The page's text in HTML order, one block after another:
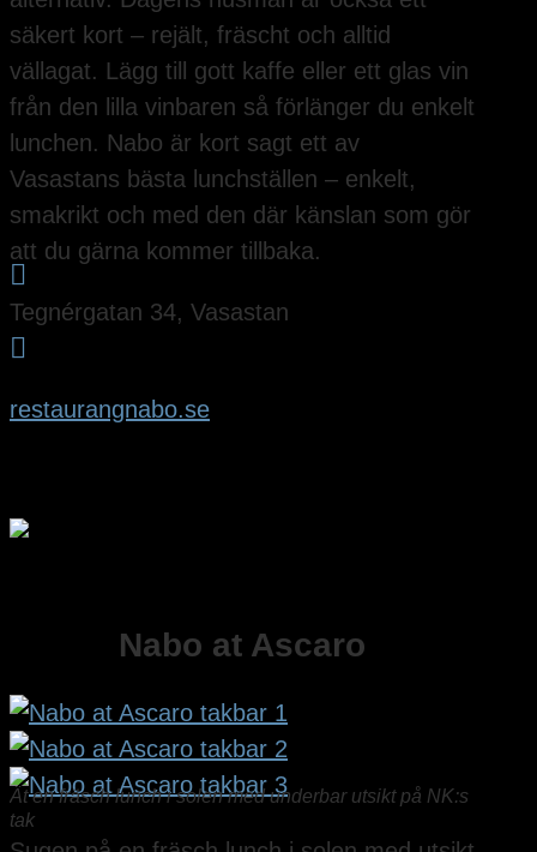
säkert kort – rejält, fräscht och alltid
vällagat. Lägg till gott kaffe eller ett glas vin
från den lilla vinbaren så förlänger du enkelt
lunchen. Nabo är kort sagt ett av
Vasastans bästa lunchställen – enkelt,
smakrikt och med den där känslan som gör
att du gärna kommer tillbaka.

Tegnérgatan 34, Vasastan

restaurangnabo.se
Nabo at Ascaro
Ät en fräsch lunch i solen med underbar utsikt på NK:s
tak